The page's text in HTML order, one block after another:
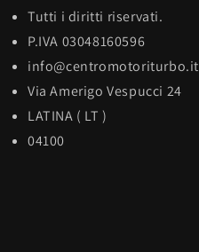
Tutti i diritti riservati.
P.IVA 03048160596
info@centromotoriturbo.it
Via Amerigo Vespucci 24
LATINA ( LT )
04100